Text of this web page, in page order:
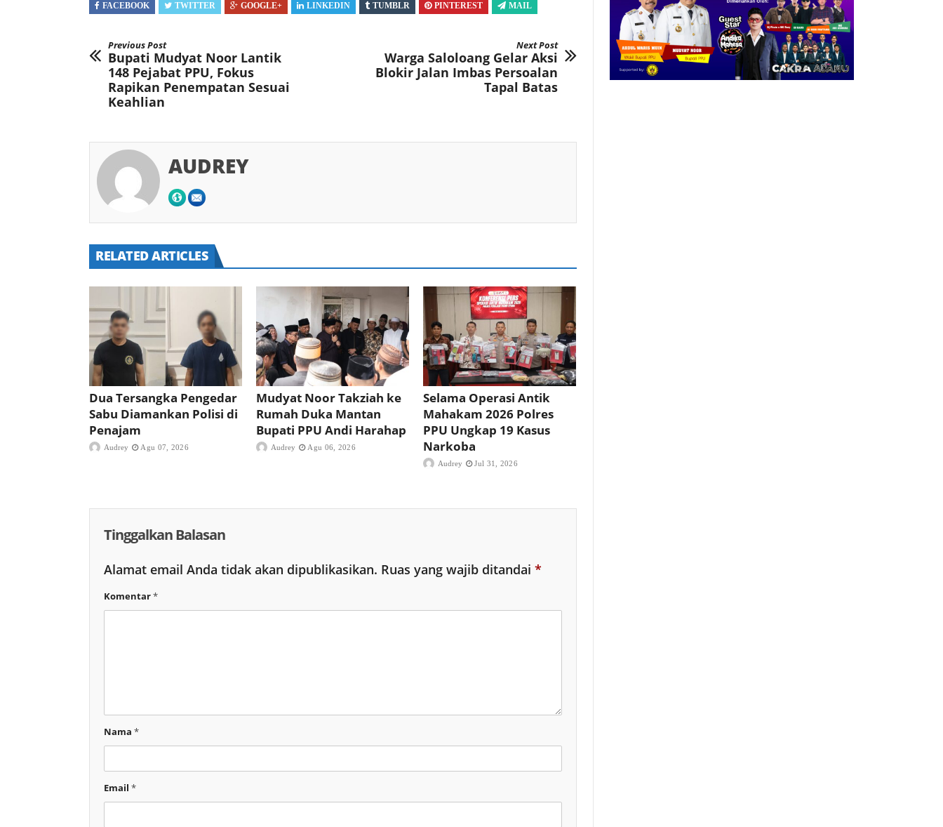
FACEBOOK TWITTER GOOGLE+ LINKEDIN TUMBLR PINTEREST MAIL
Previous Post
Bupati Mudyat Noor Lantik
148 Pejabat PPU, Fokus
Rapikan Penempatan Sesuai
Keahlian
Next Post
Warga Saloloang Gelar Aksi
Blokir Jalan Imbas Persoalan
Tapal Batas
AUDREY
RELATED ARTICLES
Dua Tersangka Pengedar
Sabu Diamankan Polisi di
Penajam
Audrey Agu 07, 2026
Mudyat Noor Takziah ke
Rumah Duka Mantan
Bupati PPU Andi Harahap
Audrey Agu 06, 2026
Selama Operasi Antik
Mahakam 2026 Polres
PPU Ungkap 19 Kasus
Narkoba
Audrey Jul 31, 2026
Tinggalkan Balasan
Alamat email Anda tidak akan dipublikasikan. Ruas yang wajib ditandai *
Komentar*
Nama *
Email *